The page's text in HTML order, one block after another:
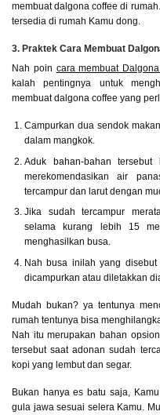
membuat dalgona coffee di
tersedia di rumah Kamu dong.
3. Praktek Cara Membuat
Nah poin cara membuat
kalah pentingnya untuk
membuat dalgona coffee yang
Campurkan dua sendok
dalam mangkok.
Aduk bahan-bahan
merekomendasikan air
tercampur dan larut dengan
Jika sudah tercampur
selama kurang lebih 15
menghasilkan busa.
Nah busa inilah yang
dicampurkan atau diletakkan
Mudah bukan? ya tentunya
rumah tentunya bisa
Nah itu merupakan bahan
tersebut saat adonan sudah
kopi yang lembut dan segar.
Bukan hanya es batu saja,
gula jawa sesuai selera Kamu.